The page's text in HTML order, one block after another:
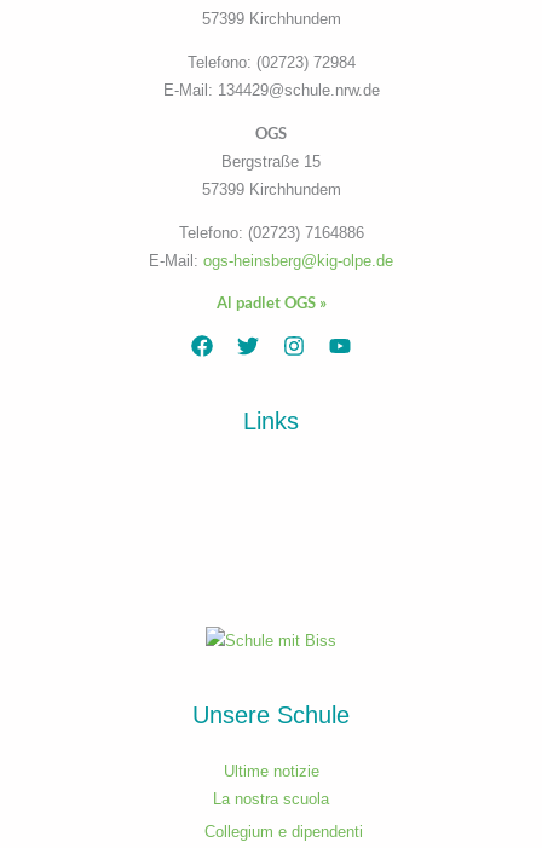
57399 Kirchhundem
Telefono: (02723) 72984
E-Mail: 134429@schule.nrw.de
OGS
Bergstraße 15
57399 Kirchhundem
Telefono: (02723) 7164886
E-Mail: ogs-heinsberg@kig-olpe.de
Al padlet OGS »
Links
Unsere Schule
Ultime notizie
La nostra scuola
Collegium e dipendenti